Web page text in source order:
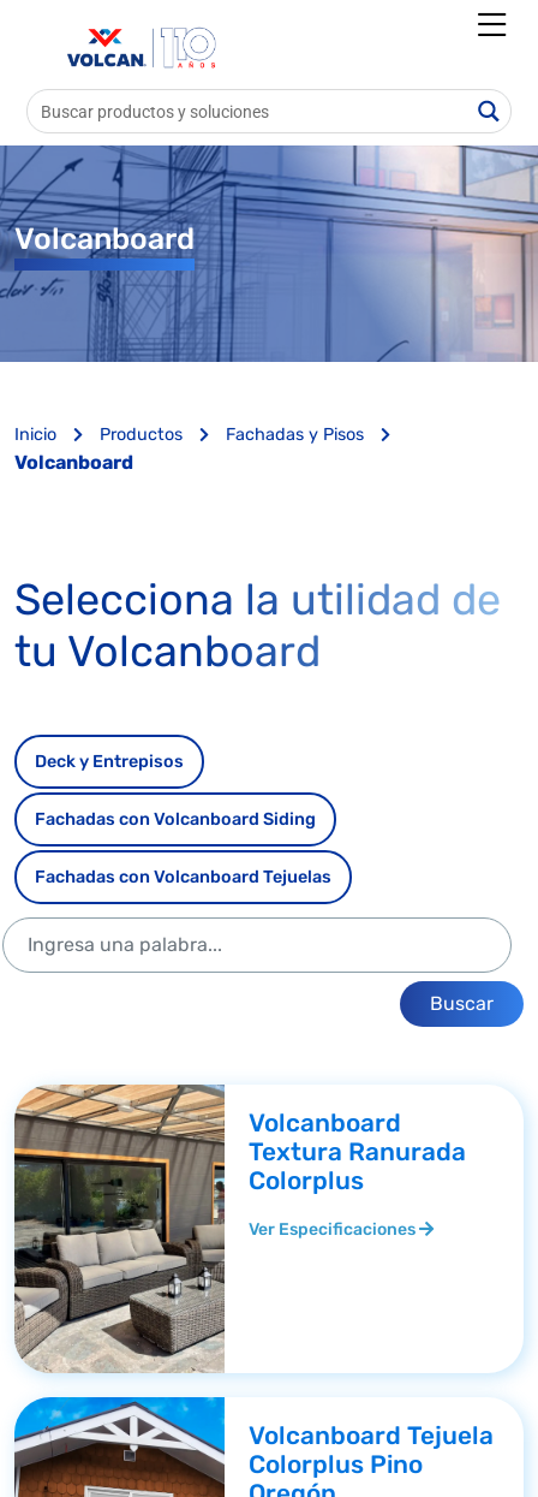
Volcanboard
Inicio Productos Fachadas y Pisos
Volcanboard
Selecciona la utilidad de
tu Volcanboard
Deck y Entrepisos
Fachadas con Volcanboard Siding
Fachadas con Volcanboard Tejuelas
Buscar
Volcanboard
Textura Ranurada
Colorplus
Ver Especificaciones
Volcanboard Tejuela
Colorplus Pino